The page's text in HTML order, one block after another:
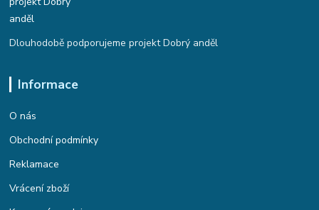
Dlouhodobě podporujeme projekt Dobrý anděl
Informace
O nás
Obchodní podmínky
Reklamace
Vrácení zboží